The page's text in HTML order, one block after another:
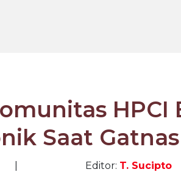
HPCI
Saat
Editor: T. Sucipto